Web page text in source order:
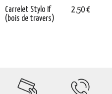
Carrelet Stylo If
(bois de travers)
2,50 €